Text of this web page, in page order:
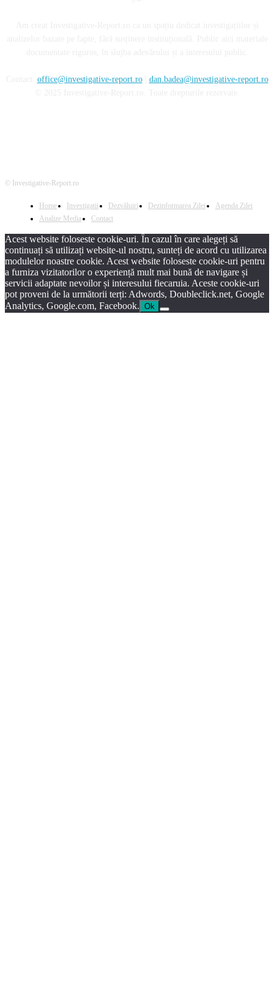
office@investigative-report.ro| dan.badea@investigative-report.ro
© Investigative-Report.ro
Home Investigatii Dezvăluiri Dezinformarea Zilei
Agenda Zilei
Analize Media
Contact
Acest website foloseste cookie-uri. În cazul în care alegeți să
continuați să utilizați website-ul nostru, sunteți de acord cu utilizarea
modulelor noastre cookie. Acest website foloseste cookie-uri pentru
a furniza vizitatorilor o experiență mult mai bună de navigare și
servicii adaptate nevoilor și interesului fiecaruia. Aceste cookie-uri
pot proveni de la următorii terți: Adwords, Doubleclick.net, Google
Analytics, Google.com, Facebook. Ok